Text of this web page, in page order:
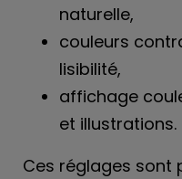
naturelle,
couleurs
lisibilité,
affichage
et illustrations.
Ces réglages sont